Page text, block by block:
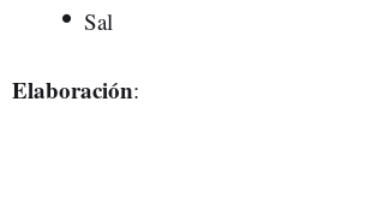
Sal
Elaboración: